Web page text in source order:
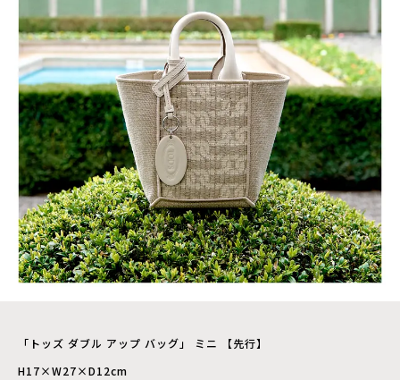
「トッズ ダブル アップ バッグ」 ミニ 【先行】
H17×W27×D12cm